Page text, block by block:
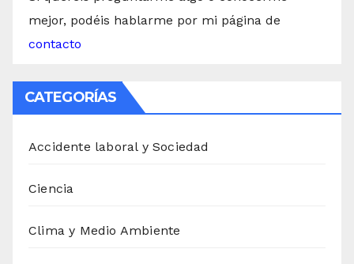
mejor, podéis hablarme por mi página de
contacto
CATEGORÍAS
Accidente laboral y Sociedad
Ciencia
Clima y Medio Ambiente